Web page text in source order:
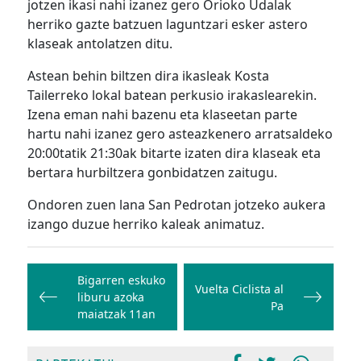
jotzen ikasi nahi izanez gero Orioko Udalak
herriko gazte batzuen laguntzari esker astero
klaseak antolatzen ditu.
Astean behin biltzen dira ikasleak Kosta
Tailerreko lokal batean perkusio irakaslearekin.
Izena eman nahi bazenu eta klaseetan parte
hartu nahi izanez gero asteazkenero arratsaldeko
20:00tatik 21:30ak bitarte izaten dira klaseak eta
bertara hurbiltzera gonbidatzen zaitugu.
Ondoren zuen lana San Pedrotan jotzeko aukera
izango duzue herriko kaleak animatuz.
Bidalketetan
zehar
nabigatu
Bigarren eskuko
liburu azoka
maiatzak 11an
Vuelta Ciclista al
Pa